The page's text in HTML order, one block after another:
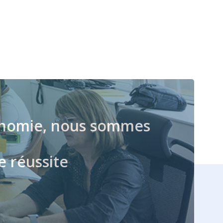
nous sommes
réussite